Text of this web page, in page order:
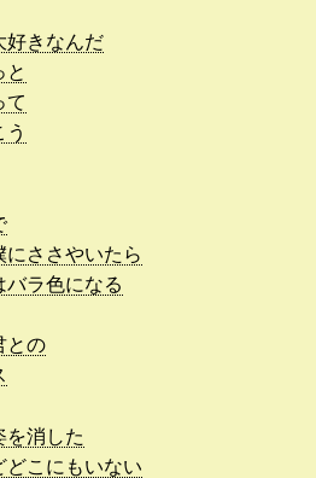
好きなんだ
と
て
にささやいたら
バラ色になる
との
を消した
どこにもいない